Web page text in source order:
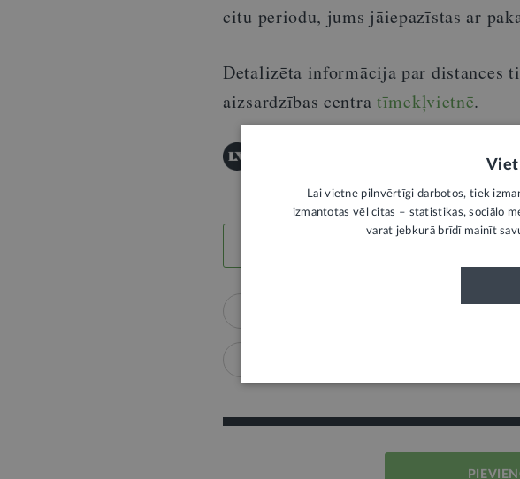
citu periodu, jums jāiepazīstas ar
Detalizēta informācija par distances
aizsardzības centra tīmekļvietnē.
© "LV portāla" saturu aizsargā autortiesības.
Lai vietne pilnvērtīgi darbotos, tiek
izmantotas vēl citas – statistikas, sociālo
varat jebkurā brīdī mainīt